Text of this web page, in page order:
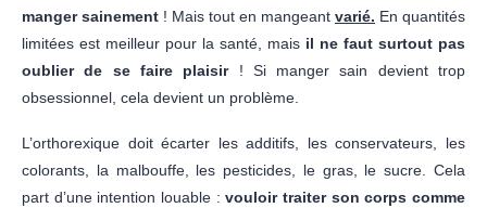
manger sainement ! Mais tout en mangeant varié. En quantités
limitées est meilleur pour la santé, mais il ne faut surtout pas
oublier de se faire plaisir! Si manger sain devient trop
obsessionnel, cela devient un problème.
L’orthorexique doit écarter les additifs, les conservateurs, les
colorants, la malbouffe, les pesticides, le gras, le sucre. Cela
part d’une intention louable :vouloir traiter son corps comme